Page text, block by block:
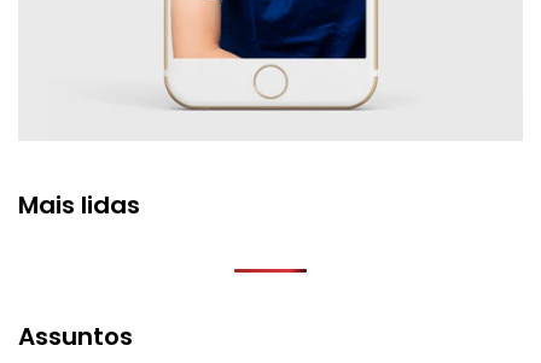
Mais lidas
Assuntos